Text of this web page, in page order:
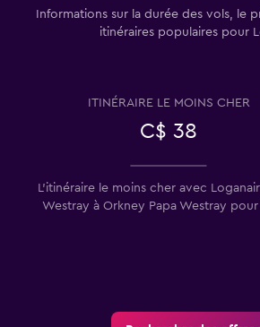
Informations sur la durée des vols, le
itinéraires populaires pour
ITINÉRAIRE LE MOINS CHER
C$ 38
L'itinéraire le moins cher avec
Westray à Orkney Papa Westray